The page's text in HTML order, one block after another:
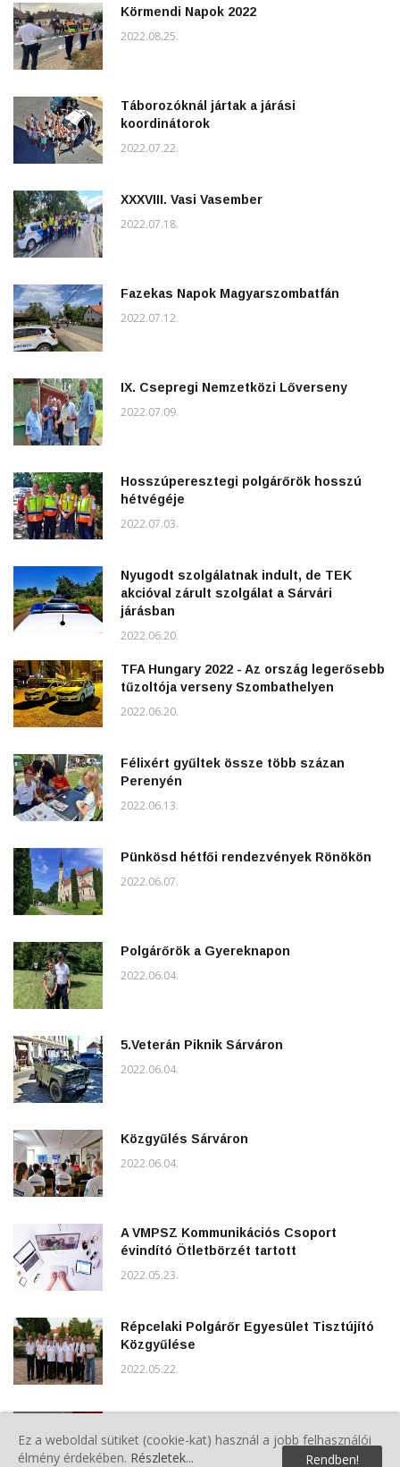
Körmendi Napok 2022
2022.08.25.
Táborozóknál jártak a járási
koordinátorok
2022.07.22.
XXXVIII. Vasi Vasember
2022.07.18.
Fazekas Napok Magyarszombatfán
2022.07.12.
IX. Csepregi Nemzetközi Lőverseny
2022.07.09.
Hosszúperesztegi polgárőrök hosszú
hétvégéje
2022.07.03.
Nyugodt szolgálatnak indult, de TEK
akcióval zárult szolgálat a Sárvári
járásban
2022.06.20.
TFA Hungary 2022 - Az ország legerősebb
tűzoltója verseny Szombathelyen
2022.06.20.
Félixért gyűltek össze több százan
Perenyén
2022.06.13.
Pünkösd hétfői rendezvények Rönökön
2022.06.07.
Polgárőrök a Gyereknapon
2022.06.04.
5.Veterán Piknik Sárváron
2022.06.04.
Közgyűlés Sárváron
2022.06.04.
A VMPSZ Kommunikációs Csoport
évindító Ötletbörzét tartott
2022.05.23.
Répcelaki Polgárőr Egyesület Tisztújító
Közgyűlése
2022.05.22.
vásárosmiskei polgárőrök
2022.05.07.
Ez a weboldal sütiket (cookie-kat) használ a jobb felhasználói
élmény érdekében. Részletek... Rendben!